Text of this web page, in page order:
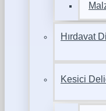
Hırdavat
Kesici